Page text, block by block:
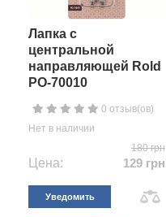
Лапка с
центральной
направляющей Rold
PO-70010
0 отзыв(ов)
Нет в наличии
180 грн
Цена: 129 грн
Уведомить